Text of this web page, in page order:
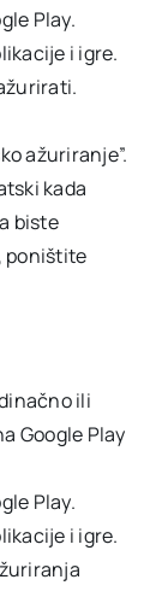
Play.
i igre.
ažuriranje”.
kada
biste
poništite
ili
Google Play
Play.
i igre.